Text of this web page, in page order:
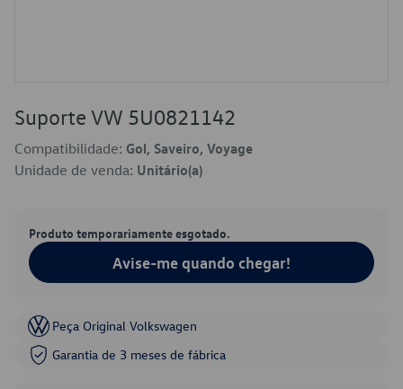
Suporte VW 5U0821142
Compatibilidade: Gol, Saveiro, Voyage
Unidade de venda: Unitário(a)
Produto temporariamente esgotado.
Avise-me quando chegar!
Peça Original Volkswagen
Garantia de 3 meses de fábrica